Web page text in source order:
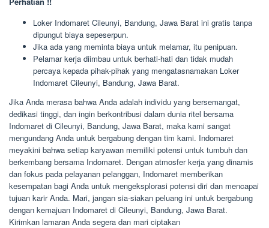
Loker Indomaret Cileunyi, Bandung, Jawa Barat ini gratis tanpa
dipungut biaya sepeserpun.
Jika ada yang meminta biaya untuk melamar, itu penipuan.
Pelamar kerja diimbau untuk berhati-hati dan tidak mudah
percaya kepada pihak-pihak yang mengatasnamakan Loker
Indomaret Cileunyi, Bandung, Jawa Barat.
Jika Anda merasa bahwa Anda adalah individu yang bersemangat,
dedikasi tinggi, dan ingin berkontribusi dalam dunia ritel bersama
Indomaret di Cileunyi, Bandung, Jawa Barat, maka kami sangat
mengundang Anda untuk bergabung dengan tim kami. Indomaret
meyakini bahwa setiap karyawan memiliki potensi untuk tumbuh dan
berkembang bersama Indomaret. Dengan atmosfer kerja yang dinamis
dan fokus pada pelayanan pelanggan, Indomaret memberikan
kesempatan bagi Anda untuk mengeksplorasi potensi diri dan mencapai
tujuan karir Anda. Mari, jangan sia-siakan peluang ini untuk bergabung
dengan kemajuan Indomaret di Cileunyi, Bandung, Jawa Barat.
Kirimkan lamaran Anda segera dan mari ciptakan